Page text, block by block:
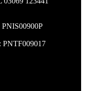
PNIS00900P